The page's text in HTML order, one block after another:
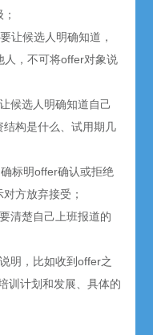
让候选人明确知道，
人，不可将offer对象说
候选人明确知道自己
构是什么、试用期几
标明offer确认或拒绝
方放弃接受；
清楚自己上班报道的
明，比如收到offer之
训计划和发展、具体的